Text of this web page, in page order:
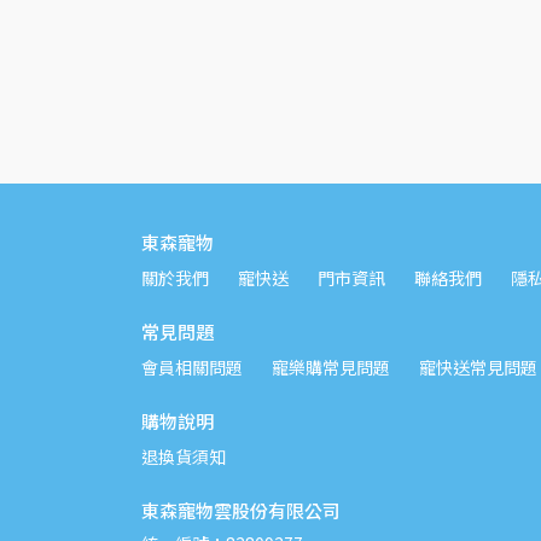
東森寵物
關於我們 寵快送 門市資訊 聯絡我們 隱
常見問題
會員相關問題 寵樂購常見問題 寵快送常見問題
購物說明
退換貨須知
東森寵物雲股份有限公司